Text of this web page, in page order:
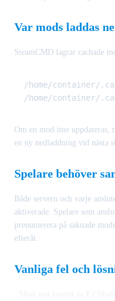
Var mods laddas
SteamCMD lagrar cachade
/home/container/
Om en mod inte uppdateras,
en ny nedladdning vid nästa
Spelare behöver
Både servern och varje
aktiverade. Spelare som
prenumerera på saknade
efteråt.
Vanliga fel och